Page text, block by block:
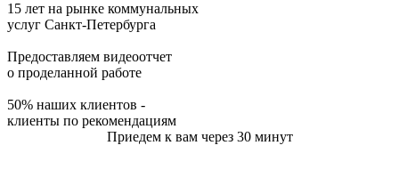
15 лет на рынке коммунальных
услуг Санкт-Петербурга
Предоставляем видеоотчет
о проделанной работе
50% наших клиентов -
клиенты по рекомендациям
Приедем к вам через 30 минут